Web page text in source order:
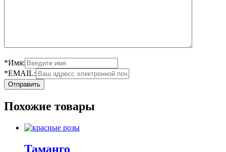
*Имя:
*EMAIL:
Похожие товары
Таманго